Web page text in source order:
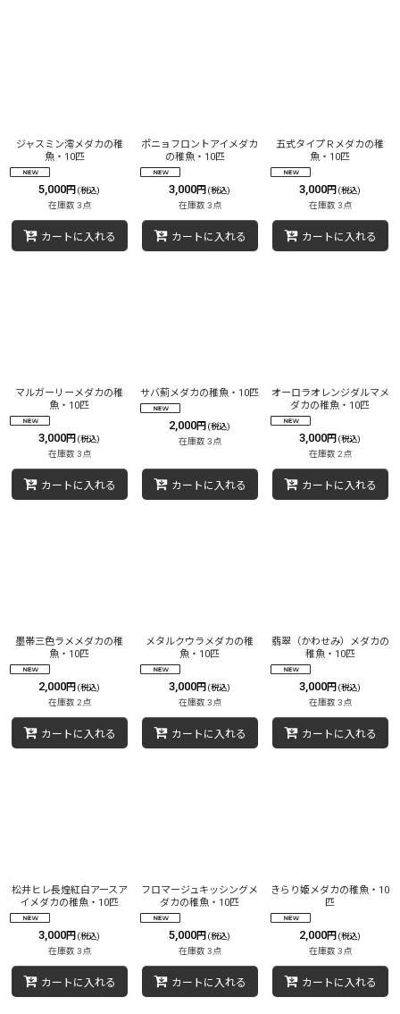
ジャスミン澪メダカの稚
魚・10匹
5,000円 (税込)
在庫数 3点
カートに入れる
ポニョフロントアイメダカ
の稚魚・10匹
3,000円 (税込)
在庫数 3点
カートに入れる
五式タイプＲメダカの稚
魚・10匹
3,000円 (税込)
在庫数 3点
カートに入れる
マルガーリーメダカの稚
魚・10匹
3,000円 (税込)
在庫数 3点
カートに入れる
サバ薊メダカの稚魚・10匹
2,000円 (税込)
在庫数 3点
カートに入れる
オーロラオレンジダルマメ
ダカの稚魚・10匹
3,000円 (税込)
在庫数 2点
カートに入れる
墨帯三色ラメメダカの稚
魚・10匹
2,000円 (税込)
在庫数 2点
カートに入れる
メタルクウラメダカの稚
魚・10匹
3,000円 (税込)
在庫数 3点
カートに入れる
翡翠（かわせみ）メダカの
稚魚・10匹
3,000円 (税込)
在庫数 3点
カートに入れる
松井ヒレ長煌紅白アースア
イメダカの稚魚・10匹
3,000円 (税込)
在庫数 3点
カートに入れる
フロマージュキッシングメ
ダカの稚魚・10匹
5,000円 (税込)
在庫数 3点
カートに入れる
きらり姫メダカの稚魚・10
匹
2,000円 (税込)
在庫数 3点
カートに入れる